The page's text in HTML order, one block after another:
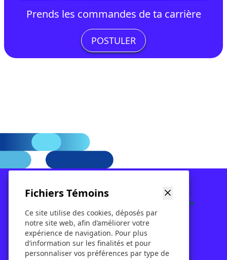
Prends les commandes de ta carrière
POSTULER
Nos services
À propos
Location
Contact
Billetterie
Blog
Fichiers Témoins
Ce site utilise des cookies, déposés par
notre site web, afin d’améliorer votre
expérience de navigation. Pour plus
d’information sur les finalités et pour
personnaliser vos préférences par type de